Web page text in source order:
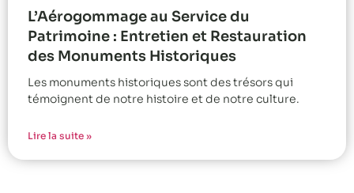
L’Aérogommage au Service du
Patrimoine : Entretien et Restauration
des Monuments Historiques
Les monuments historiques sont des trésors qui
témoignent de notre histoire et de notre culture.
Lire la suite »